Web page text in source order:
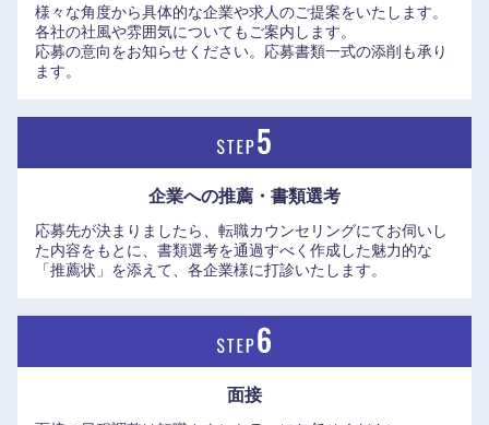
様々な角度から具体的な企業や求人のご提案をいたします。
各社の社風や雰囲気についてもご案内します。
応募の意向をお知らせください。応募書類一式の添削も承り
ます。
企業への推薦・書類選考
応募先が決まりましたら、転職カウンセリングにてお伺いし
た内容をもとに、書類選考を通過すべく作成した魅力的な
「推薦状」を添えて、各企業様に打診いたします。
面接
島根県
岡山県 広島県